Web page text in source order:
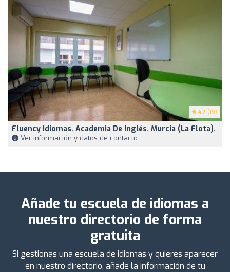
4.7 (19)
Fluency Idiomas. Academia De Inglés. Murcia (La Flota).
Ver información y datos de contacto
Añade tu escuela de idiomas a
nuestro directorio de forma
gratuita
Si gestionas una escuela de idiomas y quieres aparecer
en nuestro directorio, añade la información de tu